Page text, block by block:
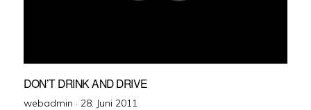
DON’T DRINK AND DRIVE
webadmin · Veröffentlicht
28. Juni 2011